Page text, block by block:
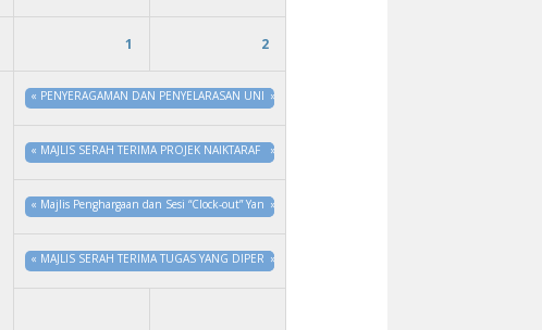
1 2
« PENYERAGAMAN DAN PENYELARASAN UNDANG-UNDANG KECIL TAMAN PBT NEGERI
»
« MAJLIS SERAH TERIMA PROJEK NAIKTARAF DAN PENYERAHAN KUNCI KEPADA PENIAGA DI
»
« Majlis Penghargaan dan Sesi “Clock-out” Yang Dipertua MDKT, YBhg. En Mohammad Nazrul bin
»
« MAJLIS SERAH TERIMA TUGAS YANG DIPERTUA MAJLIS DAERAH KOTA TINGGI
»